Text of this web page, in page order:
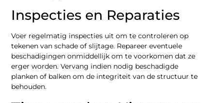
Inspecties en Reparaties
Voer regelmatig inspecties uit om te controleren op
tekenen van schade of slijtage. Repareer eventuele
beschadigingen onmiddellijk om te voorkomen dat ze
erger worden. Vervang indien nodig beschadigde
planken of balken om de integriteit van de structuur te
behouden.